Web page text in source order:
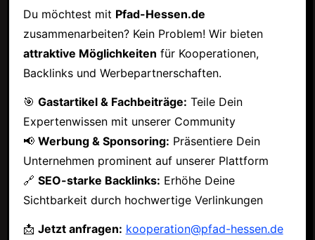
Du möchtest mit Pfad-Hessen.de
zusammenarbeiten? Kein Problem! Wir bieten
attraktive Möglichkeiten für Kooperationen,
Backlinks und Werbepartnerschaften.
🎯 Gastartikel & Fachbeiträge: Teile Dein
Expertenwissen mit unserer Community
📢 Werbung & Sponsoring: Präsentiere Dein
Unternehmen prominent auf unserer Plattform
🔗 SEO-starke Backlinks: Erhöhe Deine
Sichtbarkeit durch hochwertige Verlinkungen
📩 Jetzt anfragen: kooperation@pfad-hessen.de